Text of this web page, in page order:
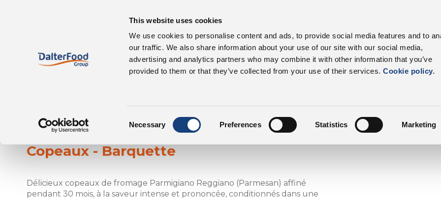
This website uses cookies
We use cookies to personalise content and ads, to provide social media features and to
our traffic. We also share information about your use of our site with our social media,
advertising and analytics partners who may combine it with other information that you’ve
provided to them or that they’ve collected from your use of their services. Cookie policy.
Necessary Preferences Statistics Marketing
À propos de nous
DalterFood Nos produits
Parmigiano Reggiano
Copeaux - Barquette
Délicieux copeaux de fromage Parmigiano Reggiano (Parmesan) affiné
pendant 30 mois, à la saveur intense et prononcée, conditionnés dans une